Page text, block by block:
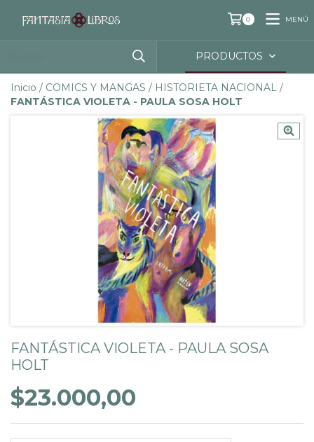
0 MENÚ
PRODUCTOS
Inicio / COMICS Y MANGAS / HISTORIETA NACIONAL /
FANTÁSTICA VIOLETA - PAULA SOSA HOLT
FANTÁSTICA VIOLETA - PAULA SOSA
HOLT
$23.000,00